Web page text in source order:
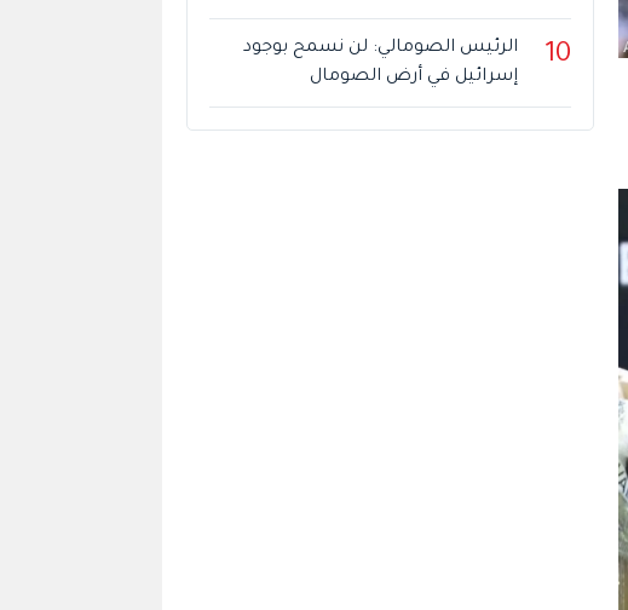
10
الرئيس الصومالي: لن نسمح بوجود
إسرائيل في أرض الصومال